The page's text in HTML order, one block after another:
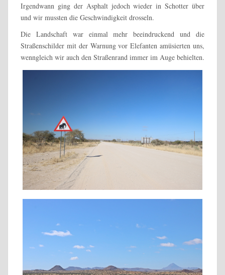
Irgendwann ging der Asphalt jedoch wieder in Schotter über
und wir mussten die Geschwindigkeit drosseln.
Die Landschaft war einmal mehr beeindruckend und die
Straßenschilder mit der Warnung vor Elefanten amüsierten uns,
wenngleich wir auch den Straßenrand immer im Auge behielten.